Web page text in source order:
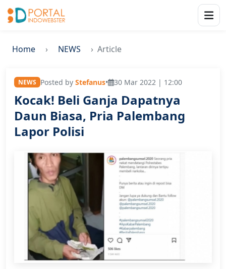
Home NEWS Article
NEWS Posted by Stefanus• 30 Mar 2022 | 12:00
Kocak! Beli Ganja Dapatnya
Daun Biasa, Pria Palembang
Lapor Polisi